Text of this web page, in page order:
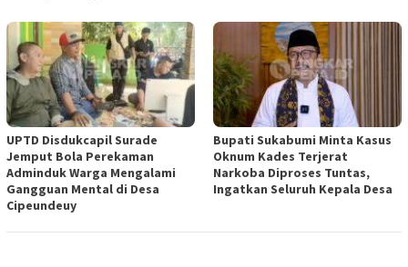
UPTD Disdukcapil Surade
Jemput Bola Perekaman
Adminduk Warga Mengalami
Gangguan Mental di Desa
Cipeundeuy
Bupati Sukabumi Minta Kasus
Oknum Kades Terjerat
Narkoba Diproses Tuntas,
Ingatkan Seluruh Kepala Desa